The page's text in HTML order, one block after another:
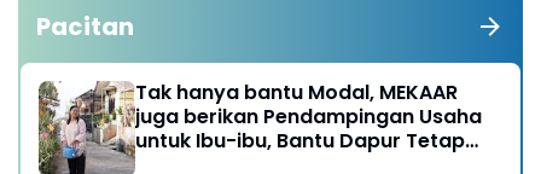
Pacitan
Tak hanya bantu Modal, MEKAAR
juga berikan Pendampingan Usaha
untuk Ibu-ibu, Bantu Dapur Tetap